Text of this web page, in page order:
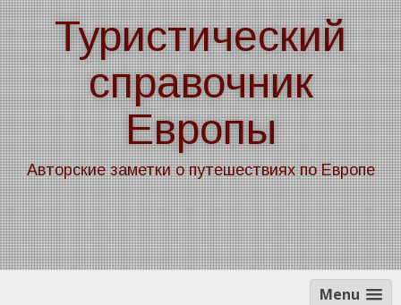
Skip
to
content
Туристический
справочник
Европы
Авторские заметки о путешествиях по Европе
Menu